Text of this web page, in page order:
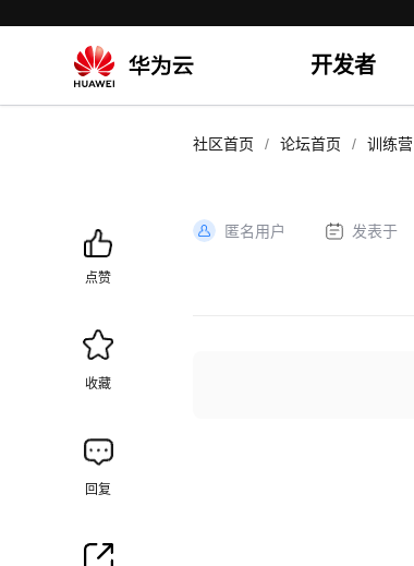
开发者
社区首页 / 论坛首页 / 训练营
点赞
收藏
回复
匿名用户 发表于